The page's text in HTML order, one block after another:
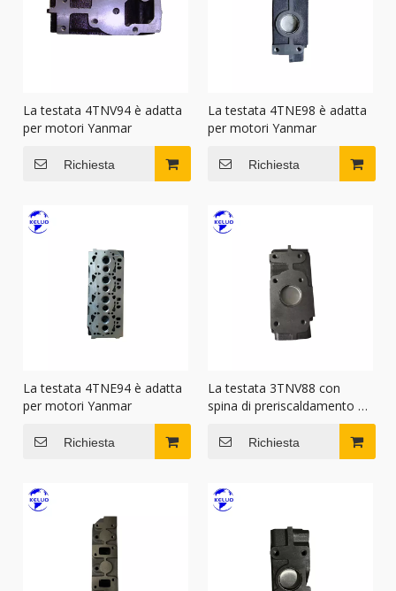
La testata 4TNV94 è adatta
per motori Yanmar
Richiesta
La testata 4TNE98 è adatta
per motori Yanmar
Richiesta
La testata 4TNE94 è adatta
per motori Yanmar
Richiesta
La testata 3TNV88 con
spina di preriscaldamento è
adatta per motori Yanmar
Richiesta